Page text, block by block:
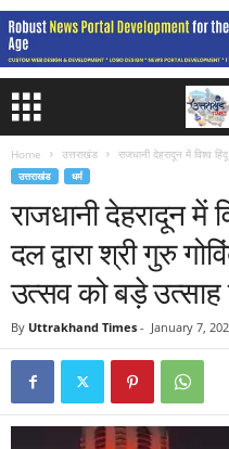
Home उत्तराखंड राजधानी देहरादून में विश्व
उत्तराखंड धर्म
राजधानी देहरादून में
दल द्वारा श्री गुरु
उत्सव को बड़े
By Uttrakhand Times - January 7,